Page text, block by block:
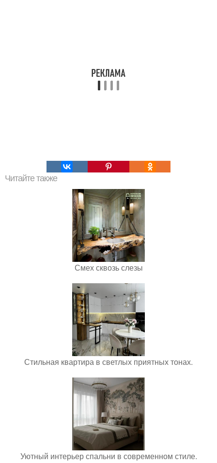
Читайте также
Смех сквозь слезы
Стильная квартира в светлых приятных тонах.
Уютный интерьер спальни в современном стиле.